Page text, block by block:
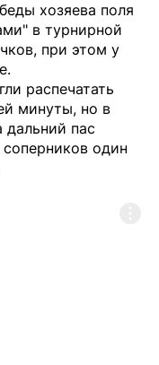
хозяева поля
в турнирной
при этом у
распечатать
минуты, но в
дальний пас
один